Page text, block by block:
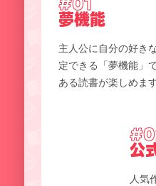
夢機能
主人公に自分の好き
定できる「夢機能」
ある読書が楽しめます
公
人気